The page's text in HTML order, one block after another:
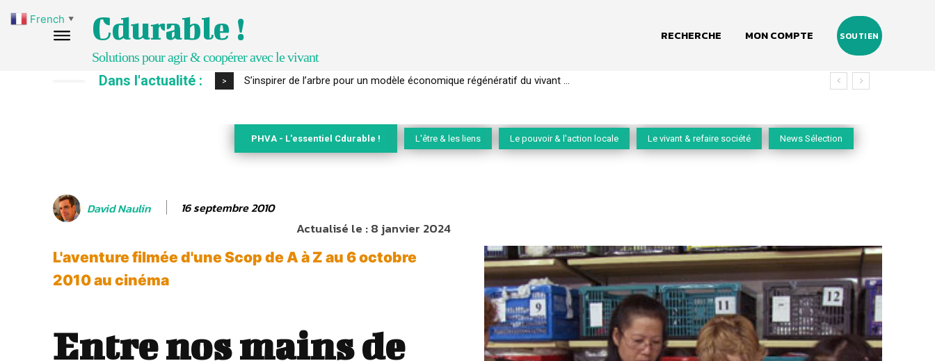
Cdurable !
Solutions pour agir & coopérer avec le vivant
RECHERCHE MON COMPTE SOUTIEN
Dans l'actualité : > IPBES : le « GIEC de la biodiversité » appelle les entreprises à devenir des alliées du vivant
PHVA - L'essentiel Cdurable ! L'être & les liens Le pouvoir & l'action locale Le vivant & refaire société News Sélection
David Naulin 16 septembre 2010
Actualisé le :8 janvier 2024
L'aventure filmée d'une Scop de A à Z au 6 octobre
2010 au cinéma
Entre nos mains de
French ▼